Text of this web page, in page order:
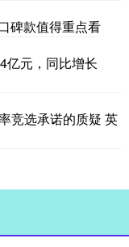
碑款值得重点看
亿元，同比增长
竞选承诺的质疑 英